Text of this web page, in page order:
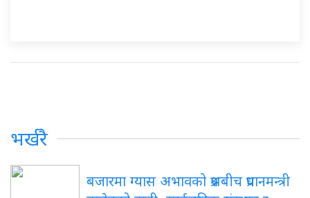
भर्खरै
बजारमा ग्यास अभावको प्रश्नबीच प्रधानमन्त्री